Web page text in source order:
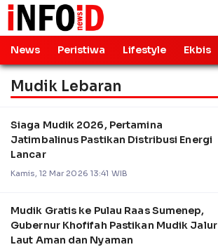
News Peristiwa Lifestyle Ekbis
Mudik Lebaran
Siaga Mudik 2026, Pertamina
Jatimbalinus Pastikan Distribusi Energi
Lancar
Kamis, 12 Mar 2026 13:41 WIB
Mudik Gratis ke Pulau Raas Sumenep,
Gubernur Khofifah Pastikan Mudik Jalur
Laut Aman dan Nyaman